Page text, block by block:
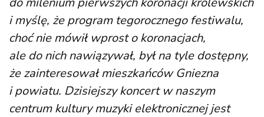
i myślę, że program tegorocznego festiwalu,
choć nie mówił wprost o koronacjach,
ale do nich nawiązywał, był na tyle dostępny,
że zainteresował mieszkańców Gniezna
i powiatu. Dzisiejszy koncert w naszym
centrum kultury muzyki elektronicznej jest